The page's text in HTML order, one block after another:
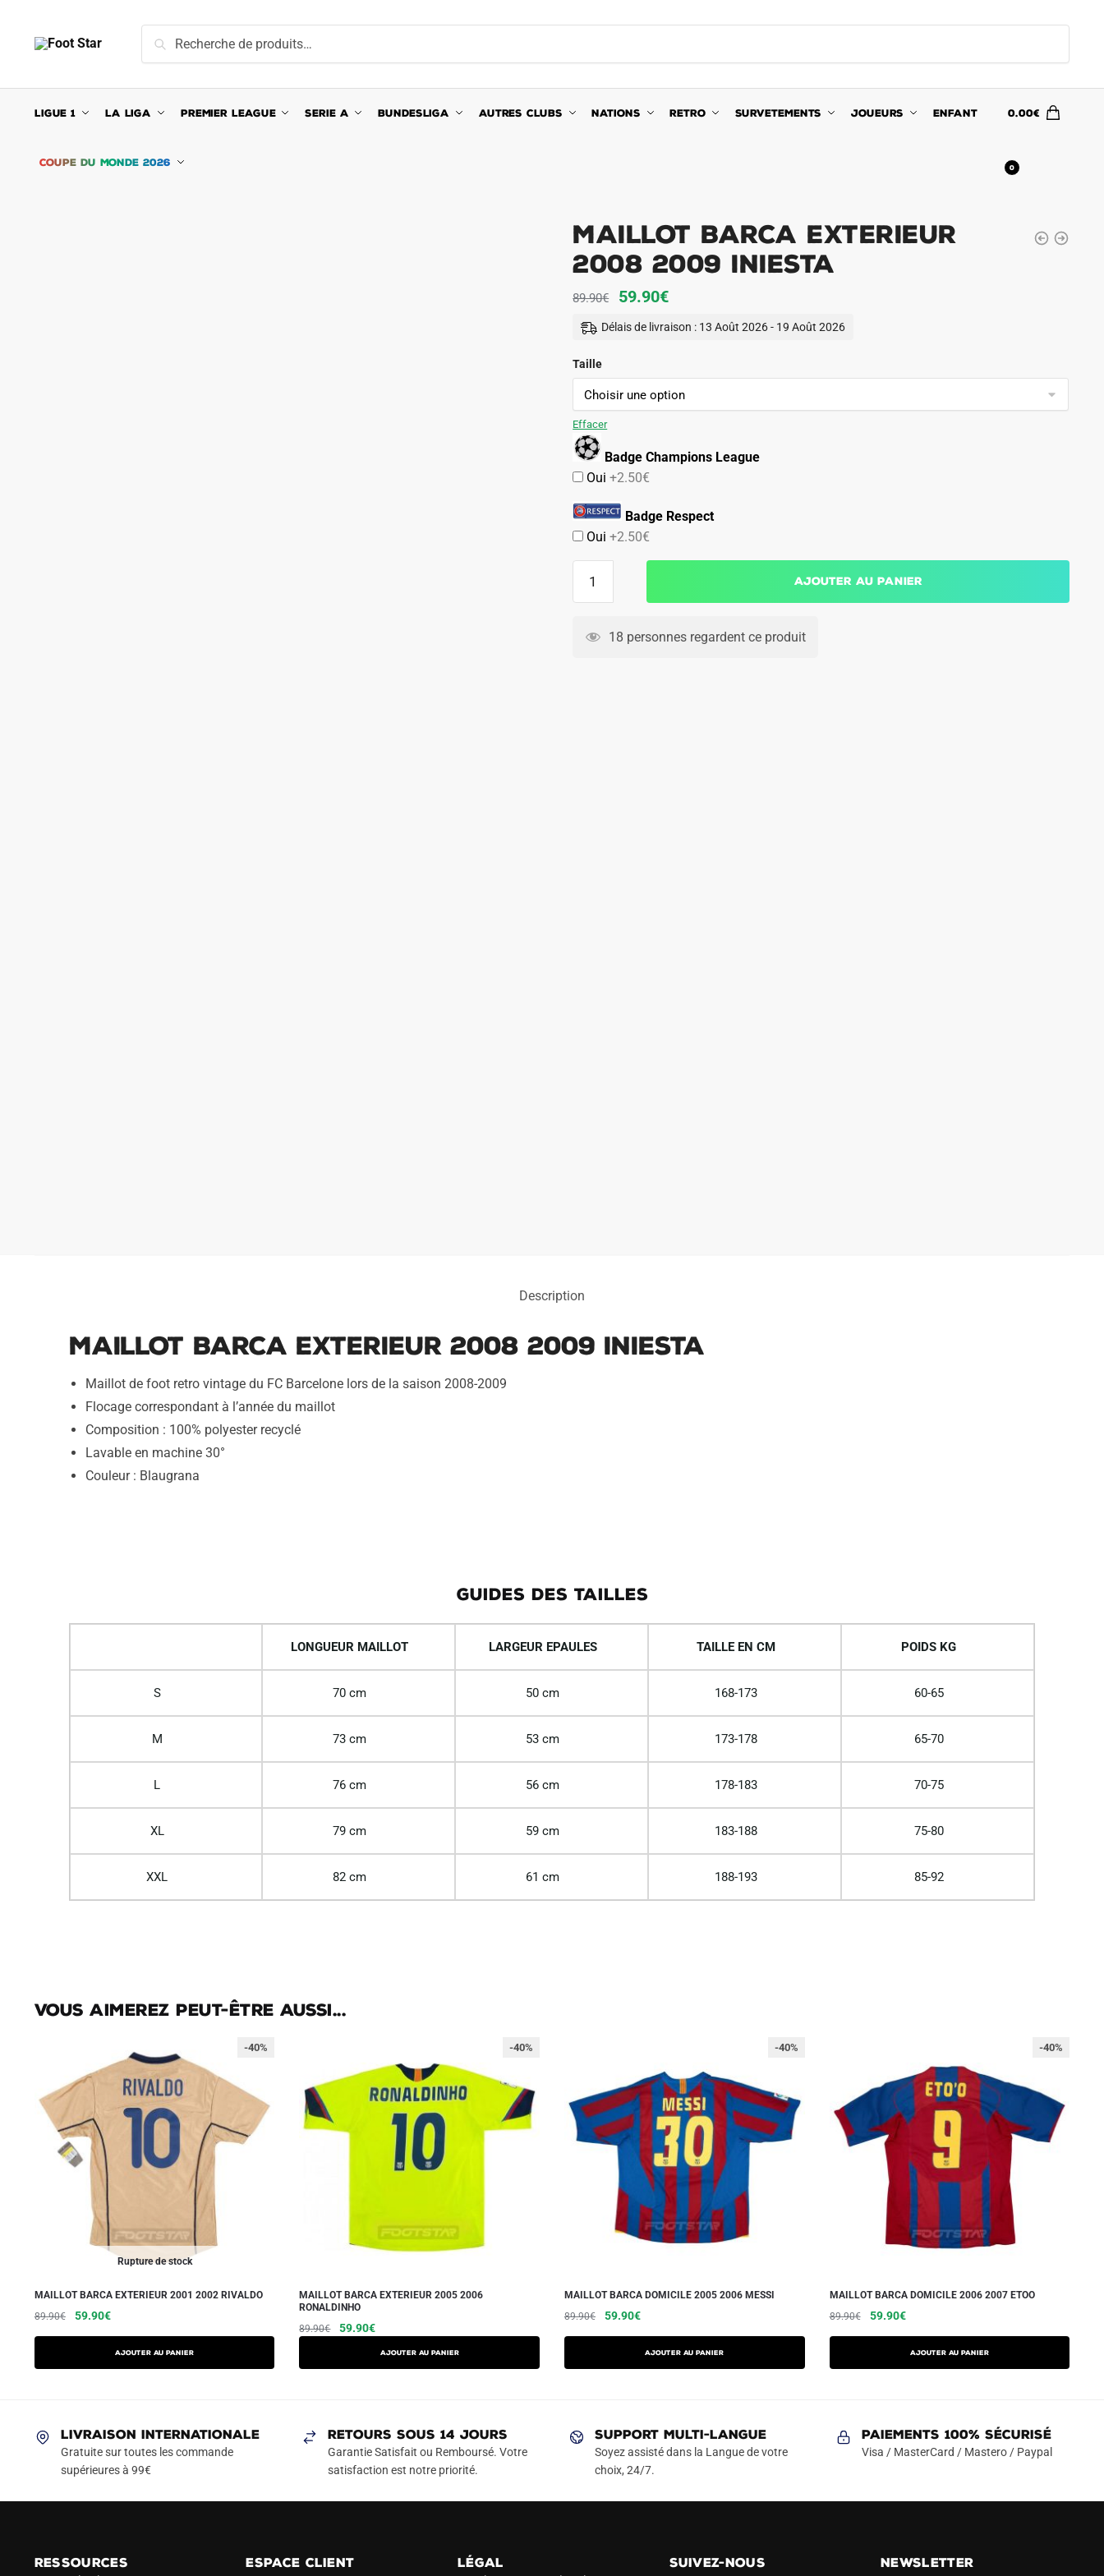
navigation
content
pour :
Recherche
LIGUE 1 LA LIGA PREMIER LEAGUE SERIE A BUNDESLIGA AUTRES CLUBS NATIONS RETRO SURVETEMENTS JOUEURS ENFANT
COUPE DU MONDE 2026
0.00€
0
Maillot Barca Exterieur
2008 2009 Iniesta
89.90€
Le
prix
89.90€.
59.90€Le
prix
59.90€.
Délais de livraison : 13 Août 2026 - 19 Août 2026
Taille
Effacer
Badge Champions League
Oui+2.50€
Badge Respect
Oui+2.50€
Barca
Ajouter au panier
18 personnes regardent ce produit
Description
Maillot Barca Exterieur 2008 2009 Iniesta
Maillot de foot retro vintage du FC Barcelone lors de la saison 2008-2009
Flocage correspondant à l’année du maillot
Composition : 100% polyester recyclé
Lavable en machine 30°
Couleur : Blaugrana
GUIDES DES TAILLES
LONGUEUR MAILLOT LARGEUR EPAULES TAILLE EN CM POIDS KG
S 70 cm 50 cm 168-173 60-65
M 73 cm 53 cm 173-178 65-70
L 76 cm 56 cm 178-183 70-75
XL 79 cm 59 cm 183-188 75-80
XXL 82 cm 61 cm 188-193 85-92
Vous aimerez peut-être aussi...
Rupture de stock
-40%
MAILLOT BARCA EXTERIEUR 2001 2002 RIVALDO
89.90€
Le
était :
59.90€Le
actuel
est :
AJOUTER AU PANIER
Ce
produit
a
options
peuvent
être
choisies
page
-40%
MAILLOT BARCA EXTERIEUR 2005 2006
RONALDINHO
89.90€
Le
59.90€Le
AJOUTER AU PANIER
Ce
produit
a
Les
options
peuvent
-40%
MAILLOT BARCA DOMICILE 2005 2006 MESSI
89.90€
Le
était :
59.90€Le
actuel
est :
AJOUTER AU PANIER
Ce
produit
a
options
peuvent
être
choisies
-40%
MAILLOT BARCA DOMICILE 2006 2007 ETOO
89.90€
Le
était :
59.90€Le
actuel
est :
AJOUTER AU PANIER
Ce
produit
a
options
peuvent
choisies
page
LIVRAISON INTERNATIONALE
Gratuite sur toutes les commande
supérieures à 99€
RETOURS SOUS 14 JOURS
Garantie Satisfait ou Remboursé. Votre
satisfaction est notre priorité.
SUPPORT MULTI-LANGUE
Soyez assisté dans la Langue de votre
choix, 24/7.
Paiements 100% Sécurisé
Visa / MasterCard / Mastero / Paypal
RESSOURCES
ESPACE CLIENT
LÉGAL
SUIVEZ-NOUS
NEWSLETTER